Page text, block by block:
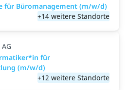
für Büromanagement (m/w/d)
+14 weitere Standorte
für
(m/w/d)
+12 weitere Standorte